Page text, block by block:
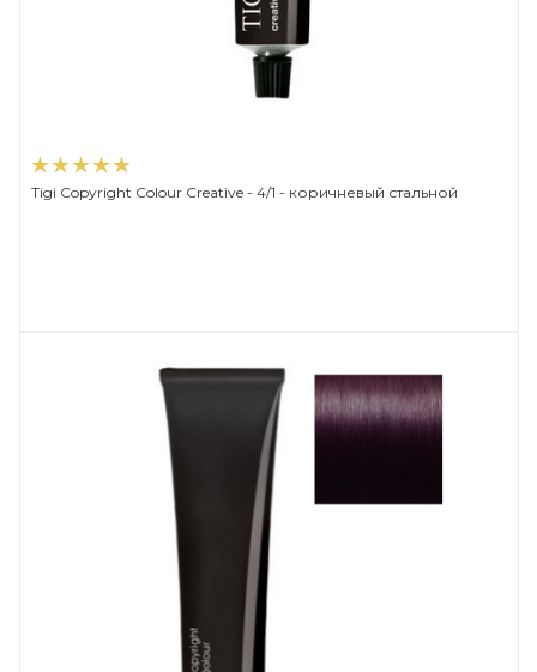
Tigi Copyright Сolour Creative - 4/1 - коричневый стальной